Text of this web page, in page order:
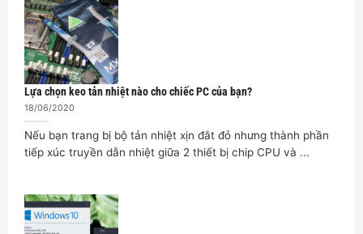
Lựa chọn keo tản nhiệt nào cho chiếc PC của bạn?
18/06/2020
Nếu bạn trang bị bộ tản nhiệt xịn đắt đỏ nhưng thành phần
tiếp xúc truyền dẫn nhiệt giữa 2 thiết bị chip CPU và ...